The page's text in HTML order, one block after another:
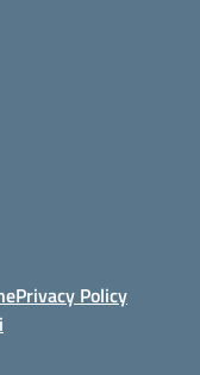
Privacy Policy